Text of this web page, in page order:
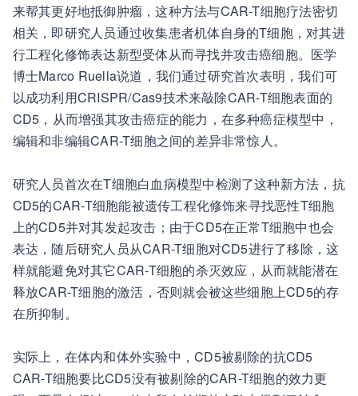
来帮其更好地抵御肿瘤，这种方法与CAR-T细胞疗法密切
相关，即研究人员通过收集患者机体自身的T细胞，对其进
行工程化修饰表达新型受体从而寻找并攻击癌细胞。医学
博士Marco Ruella说道，我们通过研究首次表明，我们可
以成功利用CRISPR/Cas9技术来敲除CAR-T细胞表面的
CD5，从而增强其攻击癌症的能力，在多种癌症模型中，
编辑和非编辑CAR-T细胞之间的差异非常惊人。
研究人员首次在T细胞白血病模型中检测了这种新方法，抗
CD5的CAR-T细胞能被遗传工程化修饰来寻找恶性T细胞
上的CD5并对其发起攻击；由于CD5在正常T细胞中也会
表达，随后研究人员从CAR-T细胞对CD5进行了移除，这
样就能避免对其它CAR-T细胞的杀灭效应，从而就能潜在
释放CAR-T细胞的激活，否则就会被这些细胞上CD5的存
在所抑制。
实际上，在体内和体外实验中，CD5被剔除的抗CD5
CAR-T细胞要比CD5没有被剔除的CAR-T细胞的效力更